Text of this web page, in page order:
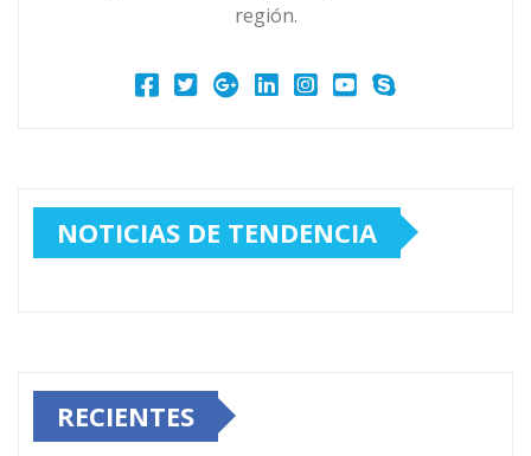
región.
NOTICIAS DE TENDENCIA
RECIENTES